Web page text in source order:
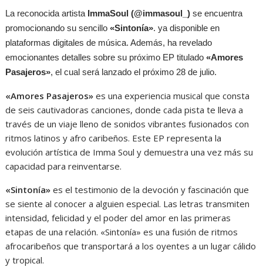
La reconocida artista ImmaSoul(@immasoul_) se encuentra
promocionando su sencillo«Sintonía». ya disponible en
plataformas digitales de música. Además, ha revelado
emocionantes detalles sobre su próximo EP titulado«Amores
Pasajeros», el cual será lanzado el próximo 28 de julio.
«Amores Pasajeros» es una experiencia musical que consta
de seis cautivadoras canciones, donde cada pista te lleva a
través de un viaje lleno de sonidos vibrantes fusionados con
ritmos latinos y afro caribeños. Este EP representa la
evolución artística de Imma Soul y demuestra una vez más su
capacidad para reinventarse.
«Sintonía»es el testimonio de la devoción y fascinación que
se siente al conocer a alguien especial. Las letras transmiten
intensidad, felicidad y el poder del amor en las primeras
etapas de una relación. «Sintonía» es una fusión de ritmos
afrocaribeños que transportará a los oyentes a un lugar cálido
y tropical.